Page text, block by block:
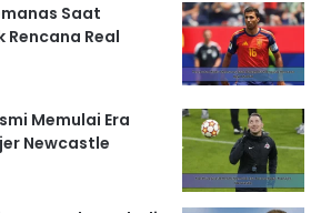
Saat
Rencana Real
Memulai Era
Newcastle